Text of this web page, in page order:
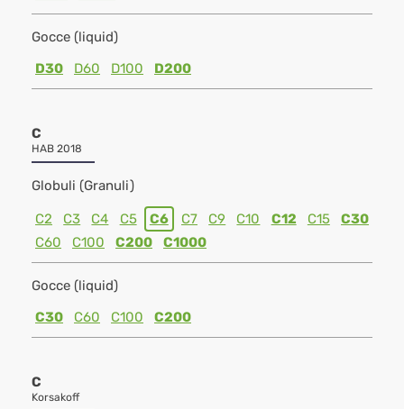
Gocce (liquid)
D30
D60 D100 D200
C
HAB 2018
Globuli (Granuli)
C2 C3 C4 C5 C6 C7 C9 C10 C12 C15
C30
C60
C100 C200 C1000
Gocce (liquid)
C30
C60 C100 C200
C
Korsakoff